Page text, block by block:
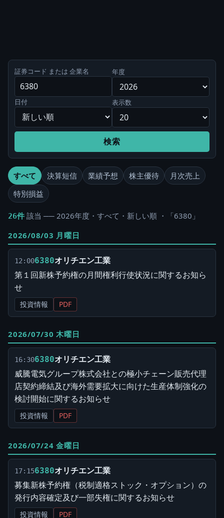
証券コード または 企業名 年度
日付 表示数
検索
すべて 決算短信 業績予想 株主優待
月次売上
特別損益
26件 該当 ── 2026年度・すべて・新しい順 ・「6380」
2026/08/03 月曜日
12:006380オリチエン工業
第１回新株予約権の月間権利行使状況に関するお知ら
せ
投資情報 PDF
2026/07/30 木曜日
16:306380オリチエン工業
威騰電気グループ株式会社との極小チェーン販売代理
店契約締結及び海外需要拡大に向けた生産体制強化の
検討開始に関するお知らせ
投資情報 PDF
2026/07/24 金曜日
17:156380オリチエン工業
募集新株予約権（税制適格ストック・オプション）の
発行内容確定及び一部失権に関するお知らせ
投資情報 PDF